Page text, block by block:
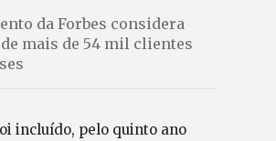
da Forbes considera
mais de 54 mil clientes
incluído, pelo quinto ano